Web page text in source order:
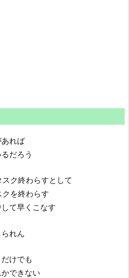
れば
だろう
ク終わらすとして
を終わらす
て早くこなす
れん
けでも
できない